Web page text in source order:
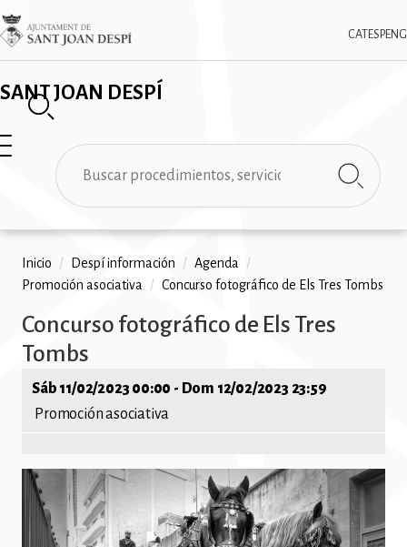
Pasar
al
contenido
SANT JOAN DESPÍ
CAT ESPENG
Imatge
✕
Buscar
Ruta
de
navegación
Inicio / Despí información / Agenda
/
Promoción asociativa
/ Concurso fotográfico de Els Tres Tombs
Concurso fotográfico de Els Tres
Tombs
Sáb 11/02/2023 00:00 - Dom 12/02/2023 23:59
Promoción asociativa
Imatge